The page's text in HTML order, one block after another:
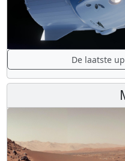
De laatste